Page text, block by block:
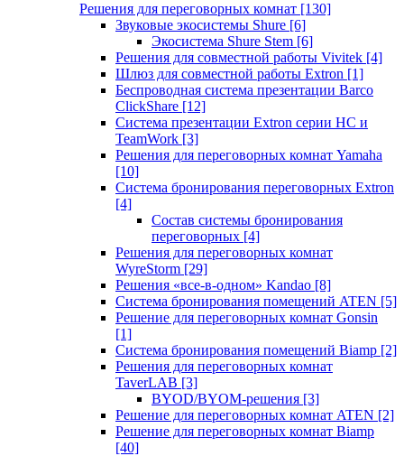
Решения для переговорных комнат [130]
Звуковые экосистемы Shure [6]
Экосистема Shure Stem [6]
Решения для совместной работы Vivitek [4]
Шлюз для совместной работы Extron [1]
Беспроводная система презентации Barco
ClickShare [12]
Система презентации Extron серии HC и
TeamWork [3]
Решения для переговорных комнат Yamaha
[10]
Система бронирования переговорных Extron
[4]
Состав системы бронирования
переговорных [4]
Решения для переговорных комнат
WyreStorm [29]
Решения «все-в-одном» Kandao [8]
Система бронирования помещений ATEN [5]
Решение для переговорных комнат Gonsin
[1]
Система бронирования помещений Biamp [2]
Решения для переговорных комнат
TaverLAB [3]
BYOD/BYOM-решения [3]
Решение для переговорных комнат ATEN [2]
Решение для переговорных комнат Biamp
[40]